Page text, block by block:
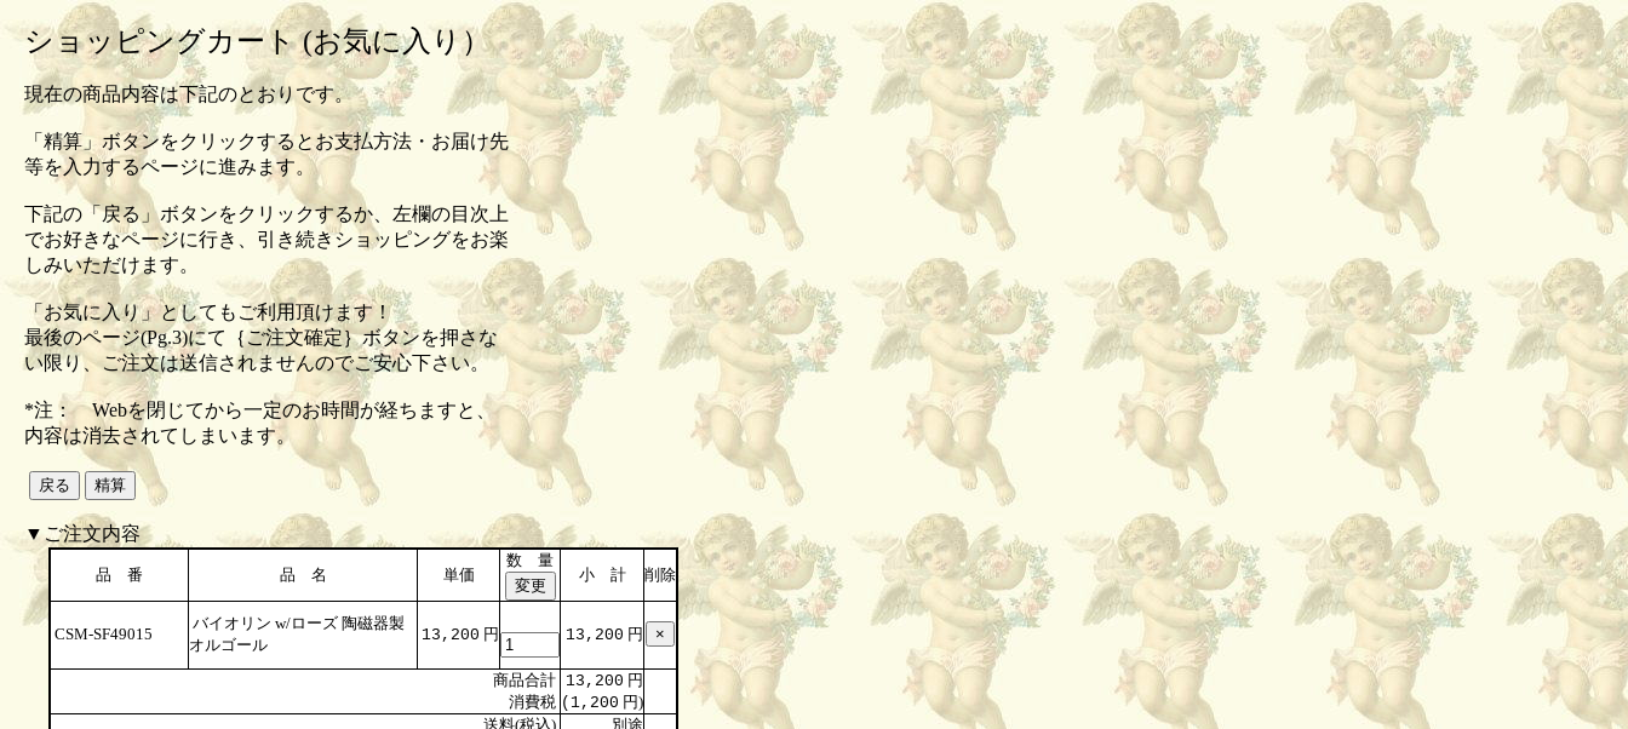
ショッピングカート (お気に入り）
現在の商品内容は下記のとおりです。
「精算」ボタンをクリックするとお支払方法・お届け先
等を入力するページに進みます。
下記の「戻る」ボタンをクリックするか、左欄の目次上
でお好きなページに行き、引き続きショッピングをお楽
しみいただけます。
「お気に入り」としてもご利用頂けます！
最後のページ(Pg.3)にて｛ご注文確定｝ボタンを押さな
い限り、ご注文は送信されませんのでご安心下さい。
*注： Webを閉じてから一定のお時間が経ちますと、
内容は消去されてしまいます。
▼ご注文内容
品 番 品 名 単価
数 量
小 計
削除
CSM-SF49015
バイオリン w/ローズ 陶磁器製
オルゴール
13,200 円 13,200 円
商品合計
消費税
13,200 円
(1,200 円)
送料(税込)
別途